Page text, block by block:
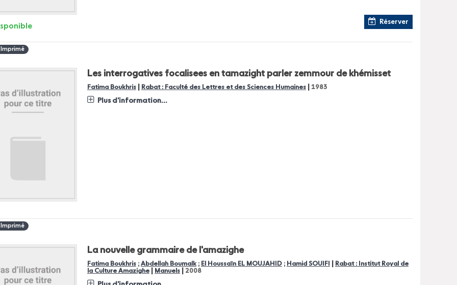
Réserver
Les interrogatives focalisees en tamazight parler zemmour de khémisset
Fatima Boukhris Rabat : Faculté des Lettres et des Sciences Humaines| 1983
Plus d'information...
La nouvelle grammaire de l'amazighe
Fatima Boukhris; Abdellah Boumalk; El Houssaïn EL MOUJAHID; Hamid SOUIFI
Rabat : Institut Royal de
la Culture Amazighe| Manuels| 2008